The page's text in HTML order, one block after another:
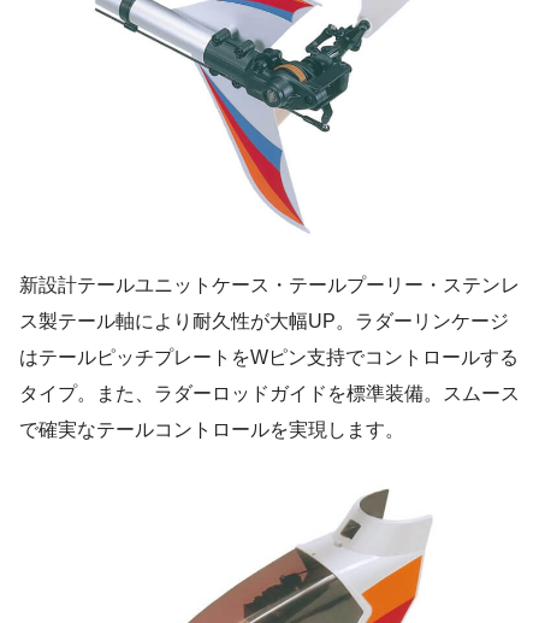
新設計テールユニットケース・テールプーリー・ステンレ
ス製テール軸により耐久性が大幅UP。ラダーリンケージ
はテールピッチプレートをWピン支持でコントロールする
タイプ。また、ラダーロッドガイドを標準装備。スムース
で確実なテールコントロールを実現します。